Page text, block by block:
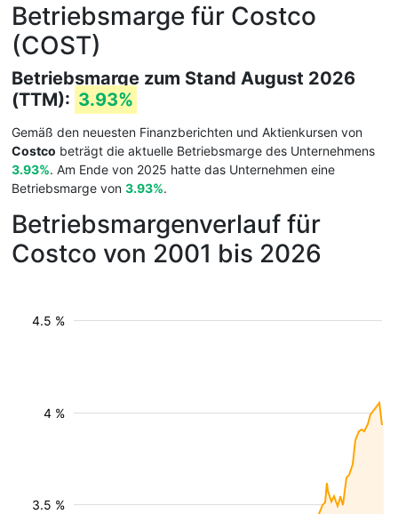
Betriebsmarge für Costco
(COST)
Betriebsmarge zum Stand August 2026
(TTM): 3.93%
Gemäß den neuesten Finanzberichten und Aktienkursen von
Costco beträgt die aktuelle Betriebsmarge des Unternehmens
3.93%. Am Ende von 2025 hatte das Unternehmen eine
Betriebsmarge von 3.93%.
Betriebsmargenverlauf für
Costco von 2001 bis 2026
3.5 %
4 %
4.5 %